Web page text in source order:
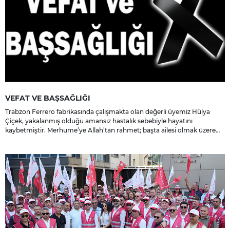
VEFAT VE BAŞSAĞLIĞI
Trabzon Ferrero fabrikasında çalışmakta olan değerli üyemiz Hülya
Çiçek, yakalanmış olduğu amansız hastalık sebebiyle hayatını
kaybetmiştir. Merhume’ye Allah’tan rahmet; başta ailesi olmak üzere